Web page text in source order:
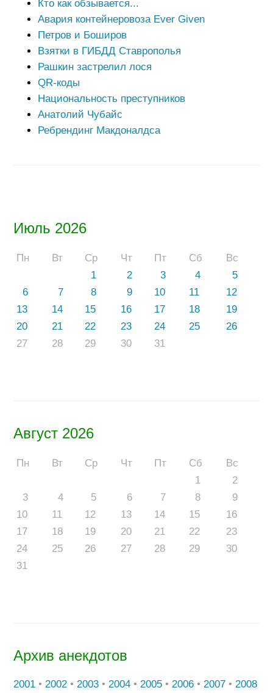
Июль 2026
Пн Вт Ср Чт Пт Сб
Вс
1
2 3 4
5
6
7 8 9 10 11
12
13
14 15 16 17 18
19
20
21 22 23 24 25
26
27
28 29 30 31
Август 2026
Пн Вт Ср Чт Пт Сб
Вс
1
2
3
4 5 6 7 8
9
10
11 12 13 14 15
16
17
18 19 20 21 22
23
24
25 26 27 28 29
30
31
Архив анекдотов
2001 • 2002 • 2003 • 2004 • 2005 • 2006 • 2007 • 2008
Кто как обзывается...
Авария контейнеровоза Ever Given
Петров и Боширов
Взятки в ГИБДД Ставрополья
Рашкин застрелил лося
QR-коды
Национальность преступников
Анатолий Чубайс
Ребрендинг Макдоналдса